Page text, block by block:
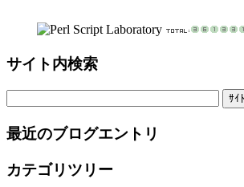
サイト内検索
最近のブログエントリ
カテゴリツリー